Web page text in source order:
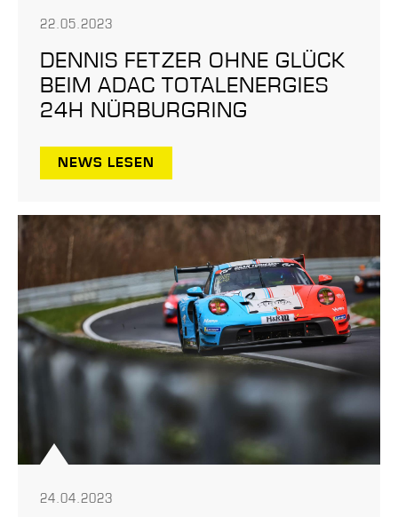
22.05.2023
DENNIS FETZER OHNE GLÜCK
BEIM ADAC TOTALENERGIES
24H NÜRBURGRING
NEWS LESEN
24.04.2023